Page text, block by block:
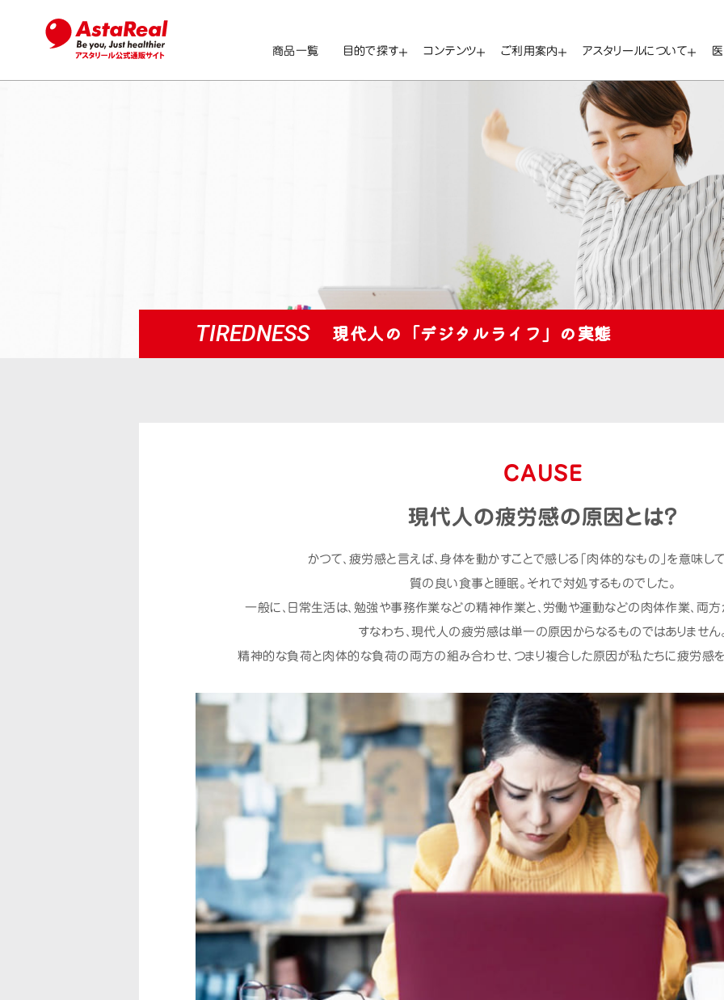
商品一覧 目的で探す コンテンツ ご利用案内 アスタリールについて
TIREDNESS 現代人の「デジタルライフ」の実態
CAUSE
現代人の疲労感の原因とは？
かつて、疲労感と言えば、身体を動かすことで感じる「肉体的なもの」を意味し
質の良い食事と睡眠。それで対処するものでした。
一般に、日常生活は、勉強や事務作業などの精神作業と、労働や運動などの肉体作業、両方
すなわち、現代人の疲労感は単一の原因からなるものではありません
精神的な負荷と肉体的な負荷の両方の組み合わせ、つまり複合した原因が私たちに疲労感を